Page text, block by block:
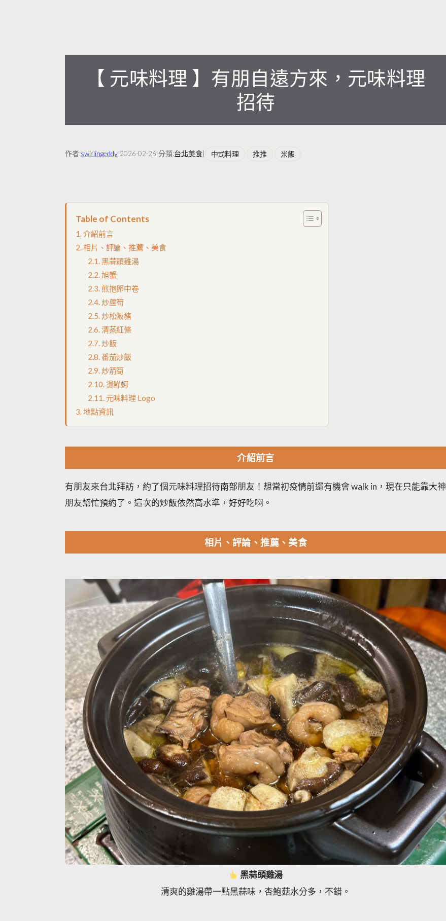
【 元味料理 】有朋自遠方來，元味料理
招待
作者:swirlingeddy|2026-02-26|分類:台北美食| 中式料理 推推 米飯
Table of Contents
介紹前言
相片、評論、推薦、美食
黑蒜頭雞湯
旭蟹
煎抱卵中卷
炒蘆筍
炒松阪豬
清蒸紅條
炒飯
番茄炒飯
炒箭筍
燙鮮蚵
元味料理 Logo
地點資訊
介紹前言
有朋友來台北拜訪，約了個元味料理招待南部朋友！想當初疫情前還有機會 walk in，現在只能靠大神
朋友幫忙預約了。這次的炒飯依然高水準，好好吃啊。
相片、評論、推薦、美食
黑蒜頭雞湯
清爽的雞湯帶一點黑蒜味，杏鮑菇水分多，不錯。